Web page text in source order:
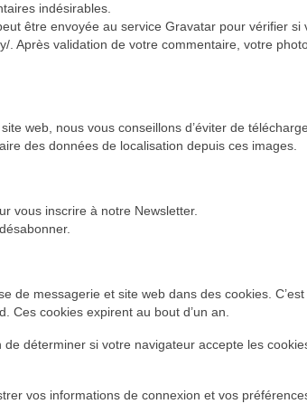
indésirables.
être envoyée au service Gravatar pour vérifier si
Après validation de votre commentaire, votre
web, nous vous conseillons d’éviter de
des données de localisation depuis ces images.
vous inscrire à notre Newsletter.
de messagerie et site web dans des cookies.
Ces cookies expirent au bout d’un an.
déterminer si votre navigateur accepte les
vos informations de connexion et vos